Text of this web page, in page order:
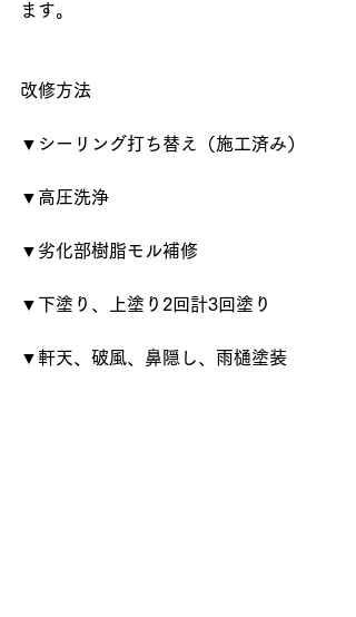
ます。
改修方法
▼シーリング打ち替え（施工済み）
▼高圧洗浄
▼劣化部樹脂モル補修
▼下塗り、上塗り2回計3回塗り
▼軒天、破風、鼻隠し、雨樋塗装